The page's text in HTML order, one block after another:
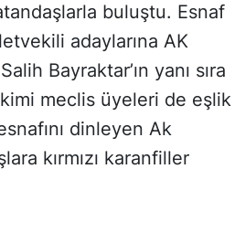
buluştu. Esnaf
adaylarına AK
Bayraktar’ın yanı sıra
meclis üyeleri de eşlik
dinleyen Ak
kırmızı karanfiller
GÜNDEMİ